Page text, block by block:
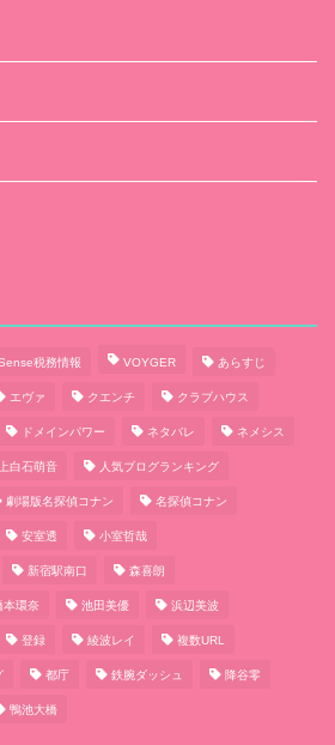
税務情報 VOYGER あらすじ
エヴァ クエンチ クラブハウス
ドメインパワー ネタバレ ネメシス
上白石萌音 人気ブログランキング
劇場版名探偵コナン 名探偵コナン
安室透 小室哲哉
新宿駅南口 森喜朗
本環奈 池田美優 浜辺美波
登録 綾波レイ 複数URL
都庁 鉄腕ダッシュ 降谷零
鴨池大橋